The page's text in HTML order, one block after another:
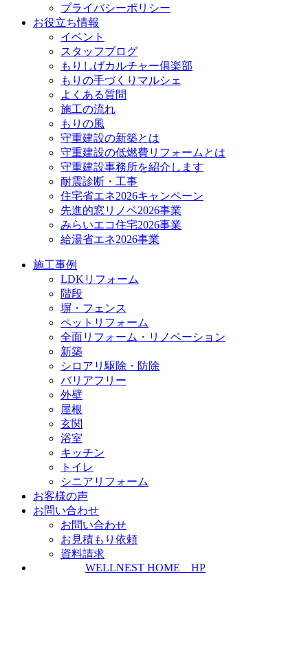
プライバシーポリシー
お役立ち情報
イベント
スタッフブログ
もりしげカルチャー俱楽部
もりの手づくりマルシェ
よくある質問
施工の流れ
もりの風
守重建設の新築とは
守重建設の低燃費リフォームとは
守重建設事務所を紹介します
耐震診断・工事
住宅省エネ2026キャンペーン
先進的窓リノベ2026事業
みらいエコ住宅2026事業
給湯省エネ2026事業
施工事例
LDKリフォーム
階段
塀・フェンス
ペットリフォーム
全面リフォーム・リノベーション
新築
シロアリ駆除・防除
バリアフリー
外壁
屋根
玄関
浴室
キッチン
トイレ
シニアリフォーム
お客様の声
お問い合わせ
お問い合わせ
お見積もり依頼
資料請求
WELLNEST HOME HP